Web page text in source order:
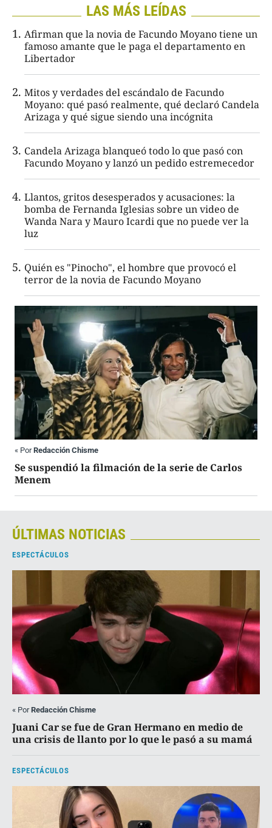
LAS MÁS LEÍDAS
Afirman que la novia de Facundo Moyano tiene un
famoso amante que le paga el departamento en
Libertador
Mitos y verdades del escándalo de Facundo
Moyano: qué pasó realmente, qué declaró Candela
Arizaga y qué sigue siendo una incógnita
Candela Arizaga blanqueó todo lo que pasó con
Facundo Moyano y lanzó un pedido estremecedor
Llantos, gritos desesperados y acusaciones: la
bomba de Fernanda Iglesias sobre un video de
Wanda Nara y Mauro Icardi que no puede ver la
luz
Quién es "Pinocho", el hombre que provocó el
terror de la novia de Facundo Moyano
« PorRedacción Chisme
Se suspendió la filmación de la serie de Carlos
Menem
ÚLTIMAS NOTICIAS
ESPECTÁCULOS
« PorRedacción Chisme
Juani Car se fue de Gran Hermano en medio de
una crisis de llanto por lo que le pasó a su mamá
ESPECTÁCULOS